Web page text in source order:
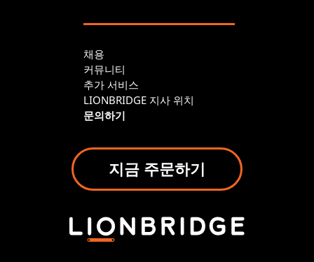
채용
커뮤니티
추가 서비스
LIONBRIDGE 지사 위치
문의하기
지금 주문하기